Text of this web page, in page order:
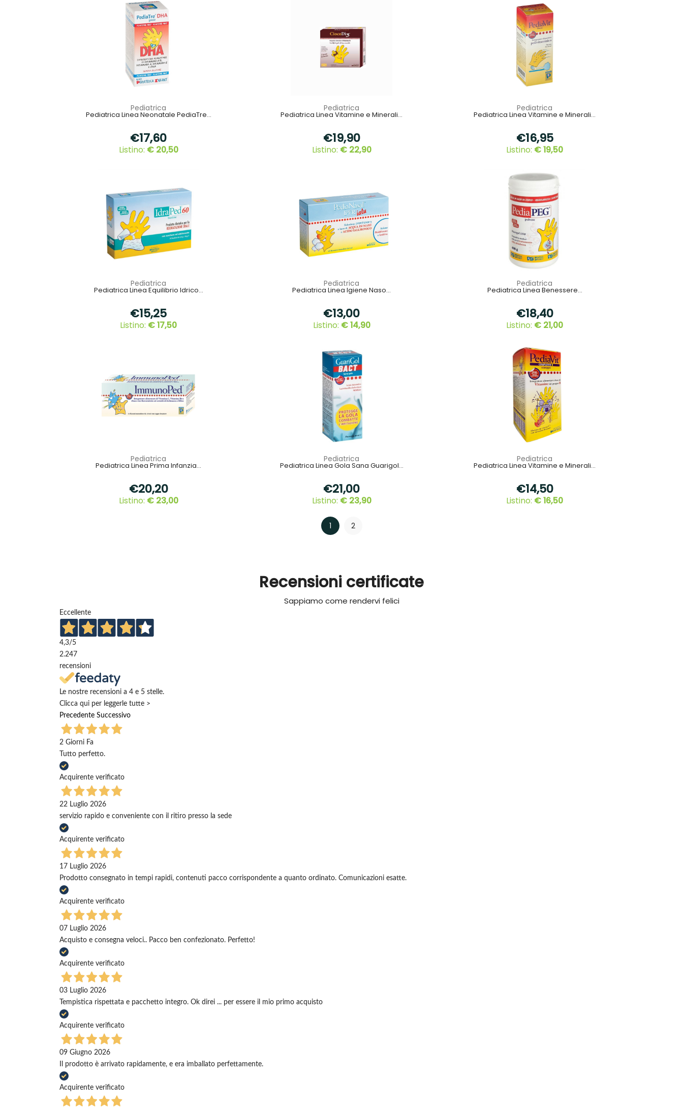
Pediatrica
Pediatrica Linea Neonatale PediaTre...
€17,60
Listino: € 20,50
Pediatrica
Pediatrica Linea Vitamine e Minerali...
€19,90
Listino: € 22,90
Pediatrica
Pediatrica Linea Vitamine e Minerali...
€16,95
Listino: € 19,50
Pediatrica
Pediatrica Linea Equilibrio Idrico...
€15,25
Listino: € 17,50
Pediatrica
Pediatrica Linea Igiene Naso...
€13,00
Listino: € 14,90
Pediatrica
Pediatrica Linea Benessere...
€18,40
Listino: € 21,00
Pediatrica
Pediatrica Linea Prima Infanzia...
€20,20
Listino: € 23,00
Pediatrica
Pediatrica Linea Gola Sana Guarigol...
€21,00
Listino: € 23,90
Pediatrica
Pediatrica Linea Vitamine e Minerali...
€14,50
Listino: € 16,50
1 2
Recensioni certificate
Sappiamo come rendervi felici
Eccellente
4,3/5
2.247
recensioni
Le nostre recensioni a 4 e 5 stelle.
Clicca qui per leggerle tutte >
Precedente Successivo
2 Giorni Fa
Tutto perfetto.
Acquirente verificato
22 Luglio 2026
servizio rapido e conveniente con il ritiro presso la sede
Acquirente verificato
17 Luglio 2026
Prodotto consegnato in tempi rapidi, contenuti pacco corrispondente a quanto ordinato. Comunicazioni esatte.
Acquirente verificato
07 Luglio 2026
Acquisto e consegna veloci.. Pacco ben confezionato. Perfetto!
Acquirente verificato
03 Luglio 2026
Tempistica rispettata e pacchetto integro. Ok direi ... per essere il mio primo acquisto
Acquirente verificato
09 Giugno 2026
Il prodotto è arrivato rapidamente, e era imballato perfettamente.
Acquirente verificato